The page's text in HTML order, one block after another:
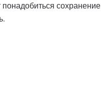
сохранение